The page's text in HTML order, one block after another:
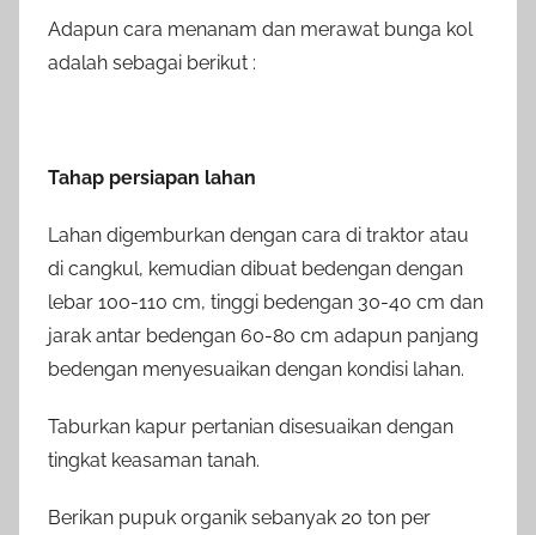
Adapun cara menanam dan merawat bunga kol
adalah sebagai berikut :
Tahap persiapan lahan
Lahan digemburkan dengan cara di traktor atau
di cangkul, kemudian dibuat bedengan dengan
lebar 100-110 cm, tinggi bedengan 30-40 cm dan
jarak antar bedengan 60-80 cm adapun panjang
bedengan menyesuaikan dengan kondisi lahan.
Taburkan kapur pertanian disesuaikan dengan
tingkat keasaman tanah.
Berikan pupuk organik sebanyak 20 ton per